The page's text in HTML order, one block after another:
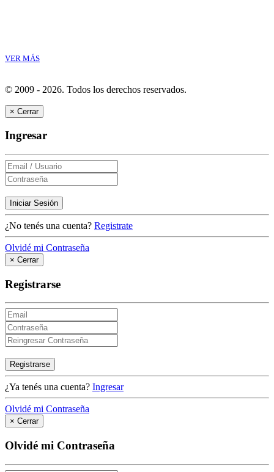
VER MÁS
© 2009 - 2026. Todos los derechos reservados.
× Cerrar
Ingresar
Iniciar Sesión
¿No tenés una cuenta? Registrate
Olvidé mi Contraseña
× Cerrar
Registrarse
Registrarse
¿Ya tenés una cuenta? Ingresar
Olvidé mi Contraseña
× Cerrar
Olvidé mi Contraseña